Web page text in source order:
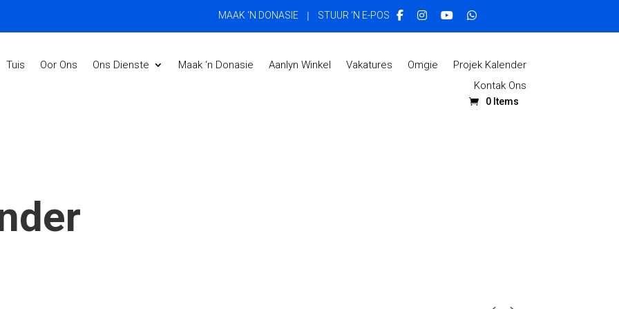
MAAK ‘N DONASIE | STUUR ‘N E-POS
Tuis Oor Ons Ons Dienste Maak ‘n Donasie Aanlyn Winkel Vakatures Omgie
Projek Kalender
Kontak Ons
0 Items